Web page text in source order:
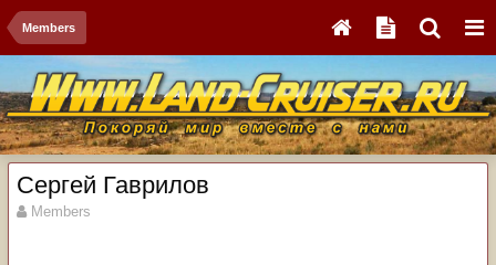
Members
Сергей Гаврилов
Members